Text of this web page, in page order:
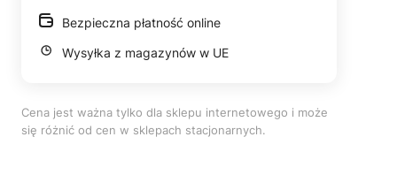
Bezpieczna płatność online
Wysyłka z magazynów w UE
Cena jest ważna tylko dla sklepu internetowego i może
się różnić od cen w sklepach stacjonarnych.